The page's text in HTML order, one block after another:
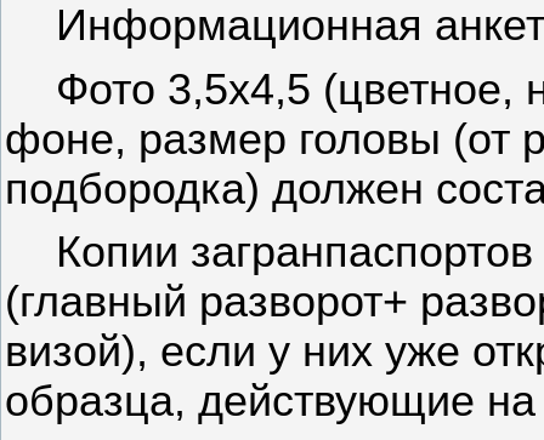
Информационная
Фото 3,5х4,5 (цветное,
фоне, размер головы (от
подбородка) должен
Копии
(главный разворот+
визой), если у них уже
образца, действующие